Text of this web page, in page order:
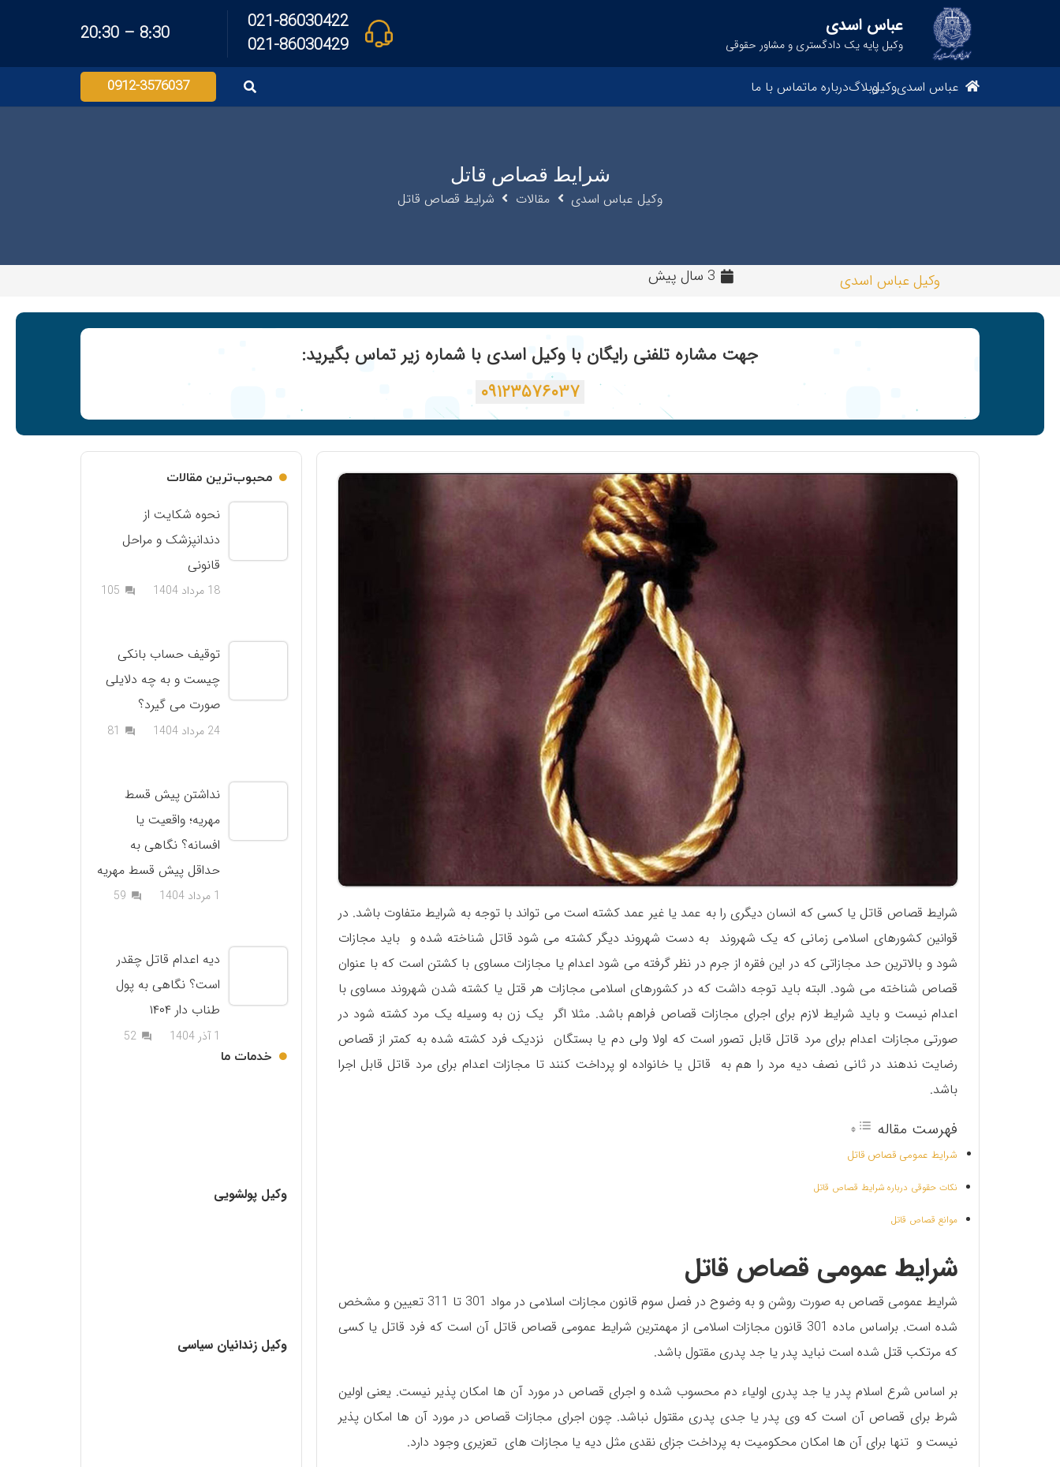
عباس اسدی
وکیل پایه یک دادگستری و مشاور حقوقی
021-86030422
021-86030429
8:30 – 20:30
عباس اسدیوکیلوبلاگدرباره ماتماس با ما 0912-3576037
شرایط قصاص قاتل
وکیل عباس اسدی مقالات شرایط قصاص قاتل
وکیل عباس اسدی 3 سال پیش
جهت مشاره تلفنی رایگان با وکیل اسدی با شماره زیر تماس بگیرید:
۰۹۱۲۳۵۷۶۰۳۷
شرایط قصاص قاتل یا کسی که انسان دیگری را به عمد یا غیر عمد کشته است می تواند با توجه به شرایط متفاوت باشد. در
قوانین کشورهای اسلامی زمانی که یک شهروند به دست شهروند دیگر کشته می شود قاتل شناخته شده و باید مجازات
شود و بالاترین حد مجازاتی که در این فقره از جرم در نظر گرفته می شود اعدام یا مجازات مساوی با کشتن است که با عنوان
قصاص شناخته می شود. البته باید توجه داشت که در کشورهای اسلامی مجازات هر قتل یا کشته شدن شهروند مساوی با
اعدام نیست و باید شرایط لازم برای اجرای مجازات قصاص فراهم باشد. مثلا اگر یک زن به وسیله یک مرد کشته شود در
صورتی مجازات اعدام برای مرد قاتل قابل تصور است که اولا ولی دم یا بستگان نزدیک فرد کشته شده به کمتر از قصاص
رضایت ندهند در ثانی نصف دیه مرد را هم به قاتل یا خانواده او پرداخت کنند تا مجازات اعدام برای مرد قاتل قابل اجرا
باشد.
فهرست مقاله
شرایط عمومی قصاص قاتل
نکات حقوقی درباره شرایط قصاص قاتل
موانع قصاص قاتل
شرایط عمومی قصاص قاتل
شرایط عمومی قصاص به صورت روشن و به وضوح در فصل سوم قانون مجازات اسلامی در مواد 301 تا 311 تعیین و مشخص
شده است. براساس ماده 301 قانون مجازات اسلامی از مهمترین شرایط عمومی قصاص قاتل آن است که فرد قاتل یا کسی
که مرتکب قتل شده است نباید پدر یا جد پدری مقتول باشد.
بر اساس شرع اسلام پدر یا جد پدری اولیاء دم محسوب شده و اجرای قصاص در مورد آن ها امکان پذیر نیست. یعنی اولین
شرط برای قصاص آن است که وی پدر یا جدی پدری مقتول نباشد. چون اجرای مجازات قصاص در مورد آن ها امکان پذیر
نیست و تنها برای آن ها امکان محکومیت به پرداخت جزای نقدی مثل دیه یا مجازات های تعزیری وجود دارد.
محبوب‌ترین مقالات
نحوه شکایت از
دندانپزشک و مراحل
قانونی
18 مرداد 1404 question_answer
105دیدگاه
توقیف حساب بانکی
چیست و به چه دلایلی
صورت می گیرد؟
24 مرداد 1404 question_answer
81دیدگاه
نداشتن پیش قسط
مهریه؛ واقعیت یا
افسانه؟ نگاهی به
حداقل پیش قسط مهریه
1 مرداد 1404 question_answer
59دیدگاه
دیه اعدام قاتل چقدر
است؟ نگاهی به پول
طناب دار ۱۴۰۴
1 آذر 1404 question_answer
52دیدگاه
خدمات ما
وکیل پولشویی
وکیل زندانیان سیاسی